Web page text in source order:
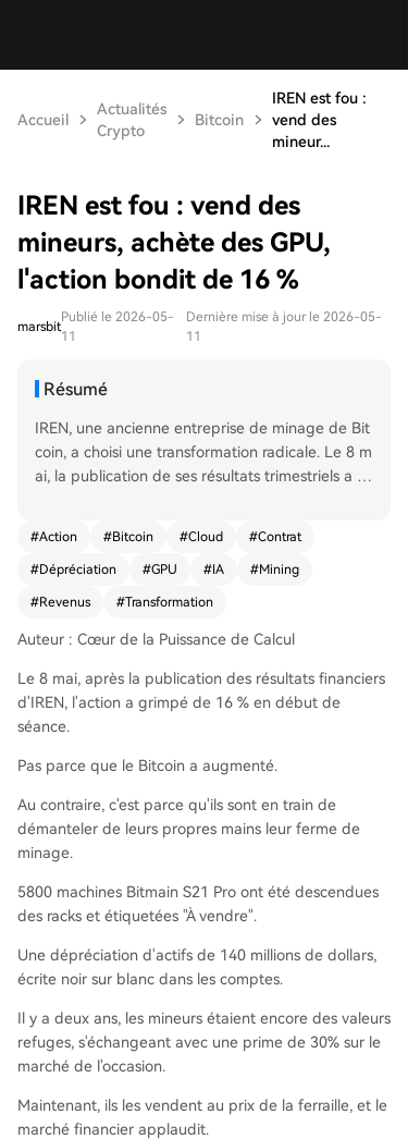
Accueil
Actualités
Crypto
Bitcoin
IREN est fou :
vend des
mineur...
IREN est fou : vend des
mineurs, achète des GPU,
l'action bondit de 16 %
marsbit
Publié le 2026-05-
11
Dernière mise à jour le 2026-05-
11
Résumé
IREN, une ancienne entreprise de minage de Bit
coin, a choisi une transformation radicale. Le 8 m
ai, la publication de ses résultats trimestriels a pr
a démonté 5800 de ses principaux mineurs (Bit
main S21 Pro), entraînant une dépréciation d'act
ifs de 1,4 milliard de dollars et vendant quotidie
r. La raison de l'optimisme du marché réside dan
cloud d'IA. IREN a annoncé un contrat de collab
oration de cinq ans avec NVIDIA d'une valeur de
tissement pouvant atteindre 2,1 milliards. Ceci
dollars avec Microsoft. Pour soutenir cette expan
sion, l'entreprise a acquis le développeur de cen
tres de données européen Nostrum et la société
de logiciels d'infrastructure cloud Mirantis. Contr
airement à d'autres mineurs nord-américains qu
i tentent de combiner les activités de minage et
d'IA, IREN a choisi de couper presque entièreme
nt son ancienne activité pour se lancer pleineme
ntelligence artificielle, visant 37 milliards de dolla
rs de revenus annuels récurrents d'ici fin 2026.
#Action #Bitcoin #Cloud #Contrat
#Dépréciation #GPU #IA #Mining
#Revenus #Transformation
Auteur : Cœur de la Puissance de Calcul
Le 8 mai, après la publication des résultats financiers
d'IREN, l'action a grimpé de 16 % en début de
séance.
Pas parce que le Bitcoin a augmenté.
Au contraire, c'est parce qu'ils sont en train de
démanteler de leurs propres mains leur ferme de
minage.
5800 machines Bitmain S21 Pro ont été descendues
des racks et étiquetées "À vendre".
Une dépréciation d'actifs de 140 millions de dollars,
écrite noir sur blanc dans les comptes.
Il y a deux ans, les mineurs étaient encore des valeurs
refuges, s'échangeant avec une prime de 30% sur le
marché de l'occasion.
Maintenant, ils les vendent au prix de la ferraille, et le
marché financier applaudit.